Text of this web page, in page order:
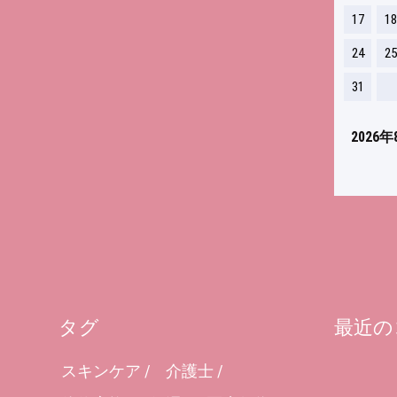
2026
17 18
24 25
31
タグ
スキンケア
介護士
最近